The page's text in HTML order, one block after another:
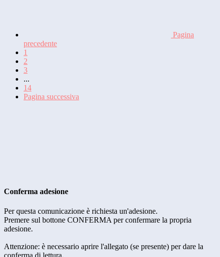
Pagina
precedente
1
2
3
...
14
Pagina successiva
Conferma adesione
Per questa comunicazione è richiesta un'adesione.
Premere sul bottone CONFERMA per confermare la propria
adesione.
Attenzione: è necessario aprire l'allegato (se presente) per dare la
conferma di lettura.